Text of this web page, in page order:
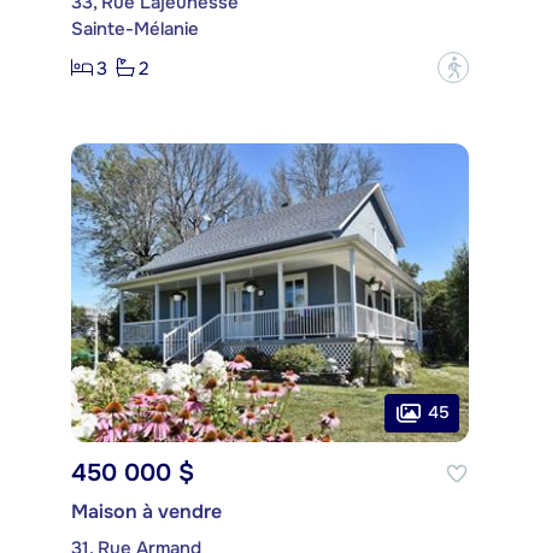
Sainte-Mélanie
3
2 ?
45
450 000 $
Maison à vendre
31, Rue Armand